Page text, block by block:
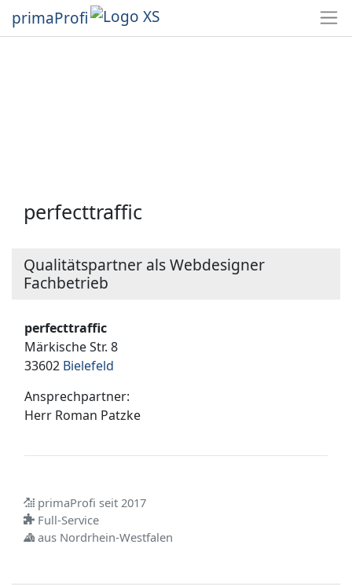
primaProfi
perfecttraffic
Qualitätspartner als Webdesigner
Fachbetrieb
perfecttraffic
Märkische Str. 8
33602 Bielefeld
Ansprechpartner:
Herr Roman Patzke
primaProfi seit 2017
Full-Service
aus Nordrhein-Westfalen